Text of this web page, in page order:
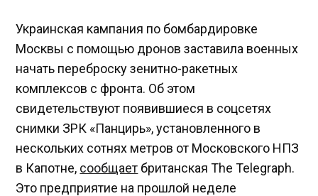
Украинская кампания по бомбардировке
Москвы с помощью дронов заставила военных
начать переброску зенитно-ракетных
комплексов с фронта. Об этом
свидетельствуют появившиеся в соцсетях
снимки ЗРК «Панцирь», установленного в
нескольких сотнях метров от Московского НПЗ
в Капотне, сообщает британская The Telegraph.
Это предприятие на прошлой неделе